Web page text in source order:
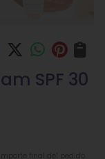
SPF 30
final del pedido.